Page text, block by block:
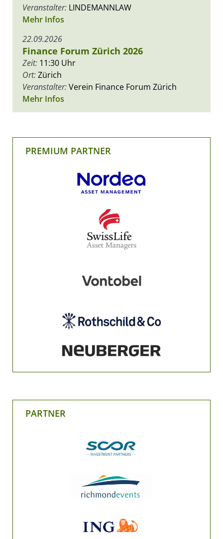
Veranstalter: LINDEMANNLAW
Mehr Infos
22.09.2026
Finance Forum Zürich 2026
Zeit: 11:30 Uhr
Ort:Zürich
Veranstalter:Verein Finance Forum Zürich
Mehr Infos
PREMIUM PARTNER
PARTNER